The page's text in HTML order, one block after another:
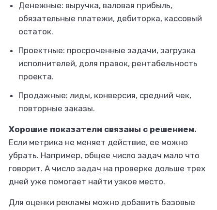
Денежные: выручка, валовая прибыль,
обязательные платежи, дебиторка, кассовый
остаток.
Проектные: просроченные задачи, загрузка
исполнителей, доля правок, рентабельность
проекта.
Продажные: лиды, конверсия, средний чек,
повторные заказы.
Хорошие показатели связаны с решением.
Если метрика не меняет действие, ее можно
убрать. Например, общее число задач мало что
говорит. А число задач на проверке дольше трех
дней уже помогает найти узкое место.
Для оценки рекламы можно добавить базовые